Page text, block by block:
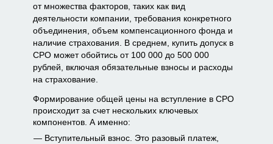
от множества факторов, таких как вид
деятельности компании, требования конкретного
объединения, объем компенсационного фонда и
наличие страхования. В среднем, купить допуск в
СРО может обойтись от 100 000 до 500 000
рублей, включая обязательные взносы и расходы
на страхование.
Формирование общей цены на вступление в СРО
происходит за счет нескольких ключевых
компонентов. А именно:
Вступительный взнос. Это разовый платеж,